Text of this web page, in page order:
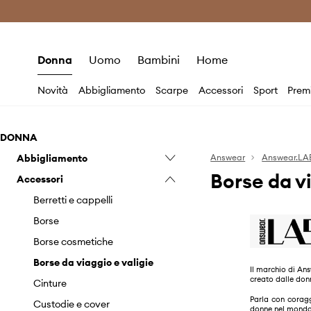
Risparmia
Donna Uomo Bambini Home
Novità Abbigliamento Scarpe Accessori Sport
DONNA
Abbigliamento
Biancheria intima
Blazer e gilet
Calzini
Camicie e camicette
Cappotti
Completi
Costumi da bagno
Accessori
Berretti e cappelli
Borse
Borse cosmetiche
Borse da viaggio e valigie
Cinture
Custodie e cover
Answear
Borse da
Il marchio di
creato dalle
Parla con
donne nel